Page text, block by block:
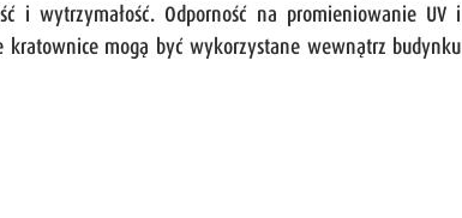
i wytrzymałość. Odporność na promieniowanie UV i
mogą być wykorzystane wewnątrz budynku